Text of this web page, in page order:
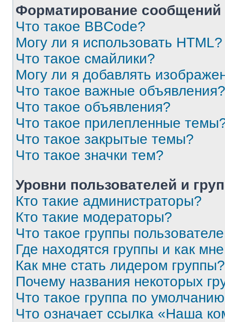
Форматирование
Что такое BBCode?
Могу ли я использовать HTML?
Что такое смайлики?
Могу ли я добавлять
Что такое важные объявления?
Что такое объявления?
Что такое прилепленные
Что такое закрытые темы?
Что такое значки тем?
Уровни пользователей и
Кто такие администраторы?
Кто такие модераторы?
Что такое группы
Где находятся группы и как
Как мне стать лидером группы?
Почему названия некоторых
Что такое группа по
Что означает ссылка «Наша